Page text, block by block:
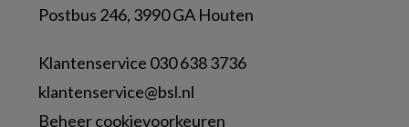
Postbus 246, 3990 GA Houten
Klantenservice 030 638 3736
klantenservice@bsl.nl
Beheer cookievoorkeuren